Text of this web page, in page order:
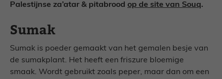
Palestijnse za’atar & pitabrood op de site van Souq.
Sumak
Sumak is poeder gemaakt van het gemalen besje van
de sumakplant. Het heeft een friszure bloemige
smaak. Wordt gebruikt zoals peper, maar dan om een